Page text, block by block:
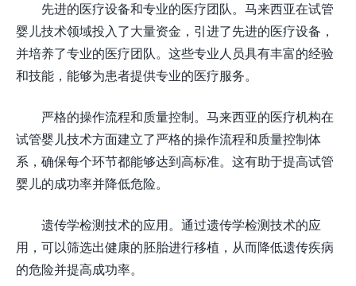
先进的医疗设备和专业的医疗团队。马来西亚在试管
婴儿技术领域投入了大量资金，引进了先进的医疗设备，
并培养了专业的医疗团队。这些专业人员具有丰富的经验
和技能，能够为患者提供专业的医疗服务。
严格的操作流程和质量控制。马来西亚的医疗机构在
试管婴儿技术方面建立了严格的操作流程和质量控制体
系，确保每个环节都能够达到高标准。这有助于提高试管
婴儿的成功率并降低危险。
遗传学检测技术的应用。通过遗传学检测技术的应
用，可以筛选出健康的胚胎进行移植，从而降低遗传疾病
的危险并提高成功率。